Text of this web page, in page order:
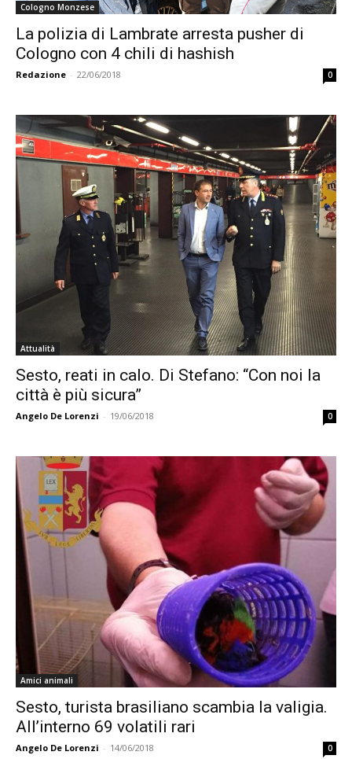
Cologno Monzese
La polizia di Lambrate arresta pusher di
Cologno con 4 chili di hashish
Redazione - 22/06/2018 0
Attualità
Sesto, reati in calo. Di Stefano: “Con noi la
città è più sicura”
Angelo De Lorenzi - 19/06/2018 0
Amici animali
Sesto, turista brasiliano scambia la valigia.
All’interno 69 volatili rari
Angelo De Lorenzi - 14/06/2018 0